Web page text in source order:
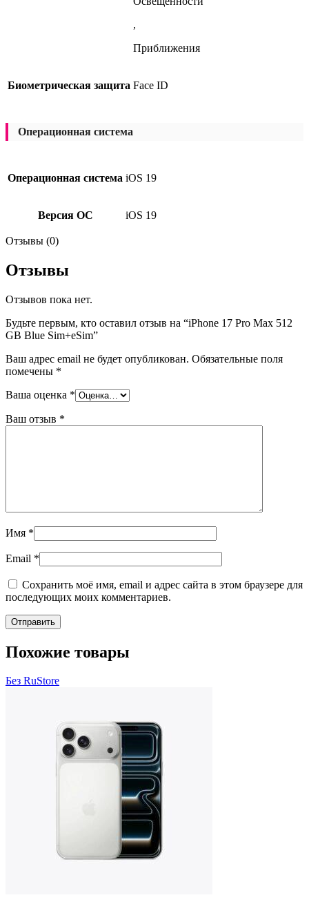
,
Приближения
Биометрическая защита Face ID
Операционная система
Операционная система iOS 19
Версия ОС iOS 19
Отзывы (0)
Отзывы
Отзывов пока нет.
Будьте первым, кто оставил отзыв на “iPhone 17 Pro Max 512
GB Blue Sim+eSim”
Ваш адрес email не будет опубликован. Обязательные поля
помечены *
Ваша оценка *
Ваш отзыв *
Имя *
Email *
Сохранить моё имя, email и адрес сайта в этом браузере для
последующих моих комментариев.
Похожие товары
Без RuStore